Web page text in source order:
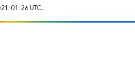
01-26 UTC.